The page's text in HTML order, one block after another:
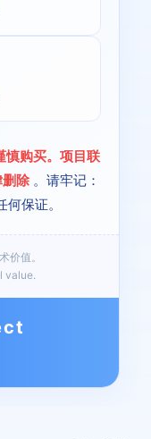
慎购买。项目联
除 。请牢记：
何保证。
价值。
value.